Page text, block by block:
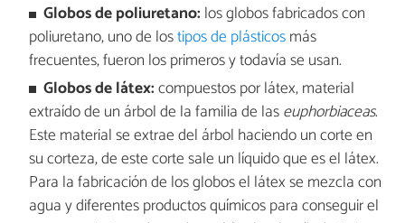
Globos de poliuretano: los globos fabricados con
poliuretano, uno de lostipos de plásticosmás
frecuentes, fueron los primeros y todavía se usan.
Globos de látex:compuestos por látex, material
extraído de un árbol de la familia de laseuphorbiaceas.
Este material se extrae del árbol haciendo un corte en
su corteza, de este corte sale un líquido que es el látex.
Para la fabricación de los globos el látex se mezcla con
agua y diferentes productos químicos para conseguir el